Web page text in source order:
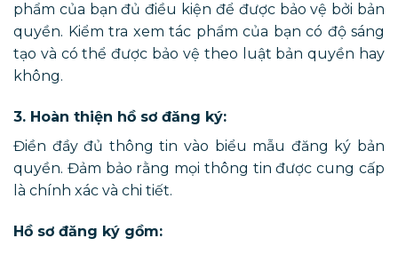
phẩm của bạn đủ điều kiện để được bảo vệ bởi bản
quyền. Kiểm tra xem tác phẩm của bạn có độ sáng
tạo và có thể được bảo vệ theo luật bản quyền hay
không.
3. Hoàn thiện hồ sơ đăng ký:
Điền đầy đủ thông tin vào biểu mẫu đăng ký bản
quyền. Đảm bảo rằng mọi thông tin được cung cấp
là chính xác và chi tiết.
Hồ sơ đăng ký gồm: